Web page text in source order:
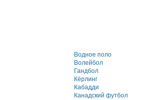
Водное поло
Волейбол
Гандбол
Кёрлинг
Кабадди
Канадский футбол